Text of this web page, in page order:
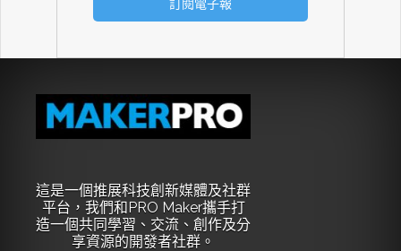
這是一個推展科技創新媒體及社群
平台，我們和PRO Maker攜手打
造一個共同學習、交流、創作及分
享資源的開發者社群。